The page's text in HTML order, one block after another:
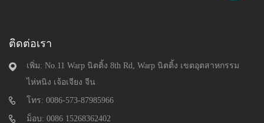
ติดต่อเรา
เพิ่ม: No.11 Warp นิตติ้ง 8th Rd, Warp นิตติ้ง เขตอุตสาหกรรม
ไห่หนิง เจ้อเจียง จีน
โทร: 0086-573-87985966
ม็อบ: 0086 15268362402